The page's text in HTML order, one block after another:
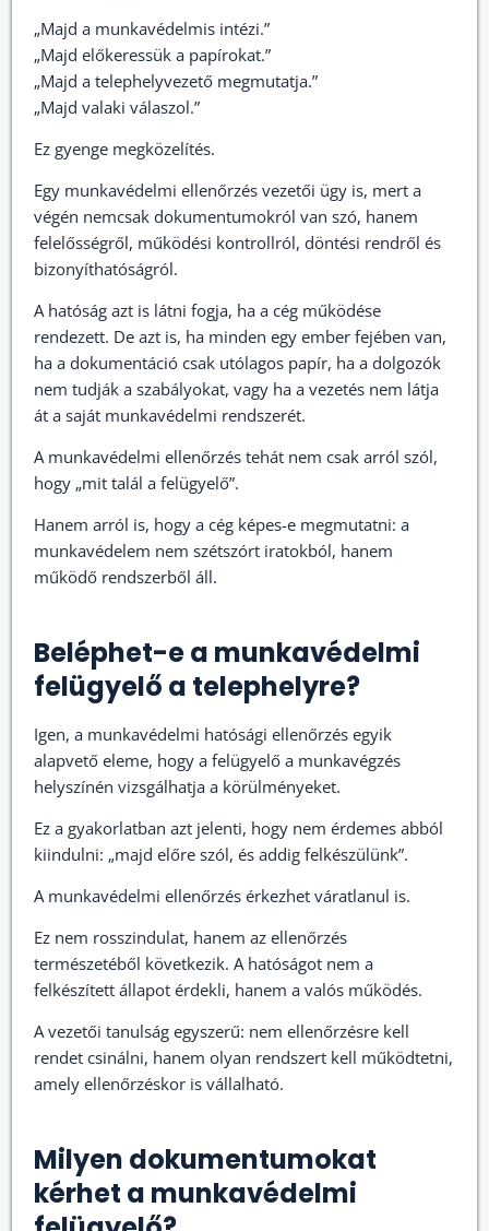
„Majd a munkavédelmis intézi.”
„Majd előkeressük a papírokat.”
„Majd a telephelyvezető megmutatja.”
„Majd valaki válaszol.”
Ez gyenge megközelítés.
Egy munkavédelmi ellenőrzés vezetői ügy is, mert a
végén nemcsak dokumentumokról van szó, hanem
felelősségről, működési kontrollról, döntési rendről és
bizonyíthatóságról.
A hatóság azt is látni fogja, ha a cég működése
rendezett. De azt is, ha minden egy ember fejében van,
ha a dokumentáció csak utólagos papír, ha a dolgozók
nem tudják a szabályokat, vagy ha a vezetés nem látja
át a saját munkavédelmi rendszerét.
A munkavédelmi ellenőrzés tehát nem csak arról szól,
hogy „mit talál a felügyelő”.
Hanem arról is, hogy a cég képes-e megmutatni: a
munkavédelem nem szétszórt iratokból, hanem
működő rendszerből áll.
Beléphet-e a munkavédelmi
felügyelő a telephelyre?
Igen, a munkavédelmi hatósági ellenőrzés egyik
alapvető eleme, hogy a felügyelő a munkavégzés
helyszínén vizsgálhatja a körülményeket.
Ez a gyakorlatban azt jelenti, hogy nem érdemes abból
kiindulni: „majd előre szól, és addig felkészülünk”.
A munkavédelmi ellenőrzés érkezhet váratlanul is.
Ez nem rosszindulat, hanem az ellenőrzés
természetéből következik. A hatóságot nem a
felkészített állapot érdekli, hanem a valós működés.
A vezetői tanulság egyszerű: nem ellenőrzésre kell
rendet csinálni, hanem olyan rendszert kell működtetni,
amely ellenőrzéskor is vállalható.
Milyen dokumentumokat
kérhet a munkavédelmi